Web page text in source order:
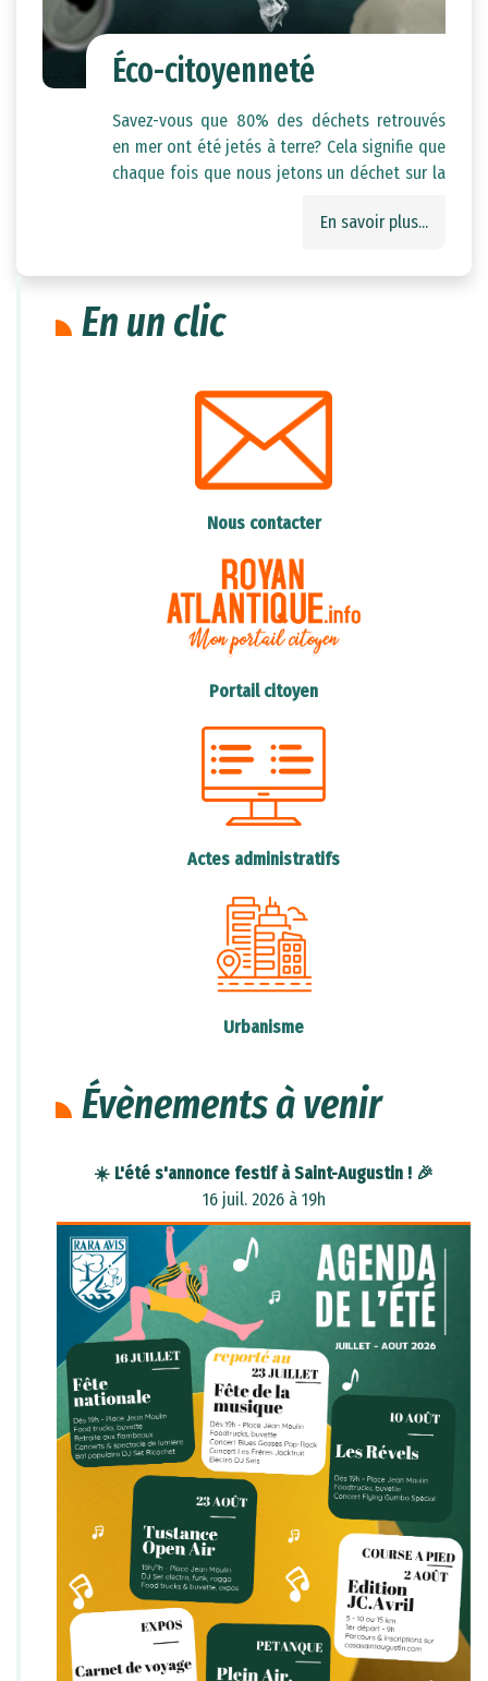
Éco-citoyenneté
Savez-vous que 80% des déchets retrouvés
en mer ont été jetés à terre? Cela signifie que
chaque fois que nous jetons un déchet sur la
finisse par polluer nos océans. Cette pollution
marine, et peut également affecter la santé
veiller à jeter nos déchets dans des poubelles
de recycler autant que possible et de limiter
notre utilisation de produits jetables.
L'action "Gestes Propres" a lancé une vidéo
pédagogique, décalée, sur le cheminement
d'un mégot, consultable sur le lien ci-dessous
https://www.youtube.com/watch?
v=fUEmT25kqEY
Nous devons également sensibiliser nos amis
protection de notre environnement.
Chacun de nous peut faire une différence.
Ensemble, nous pouvons réduire la pollution
des océans et protéger notre planète pour les
générations futures.
Agissons maintenant pour un avenir plus
En savoir plus...
En un clic
Nous contacter
Portail citoyen
Actes administratifs
Urbanisme
Évènements à venir
FESTIVIGNOBLES
01 juin 2026 à 21h